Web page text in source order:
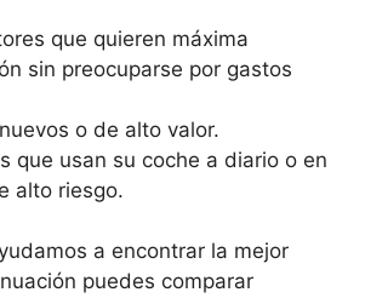
que quieren máxima
sin preocuparse por gastos
o de alto valor.
que usan su coche a diario o en
alto riesgo.
a encontrar la mejor
puedes comparar